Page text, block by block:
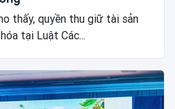
thấy, quyền thu giữ tài sản
tại Luật Các...